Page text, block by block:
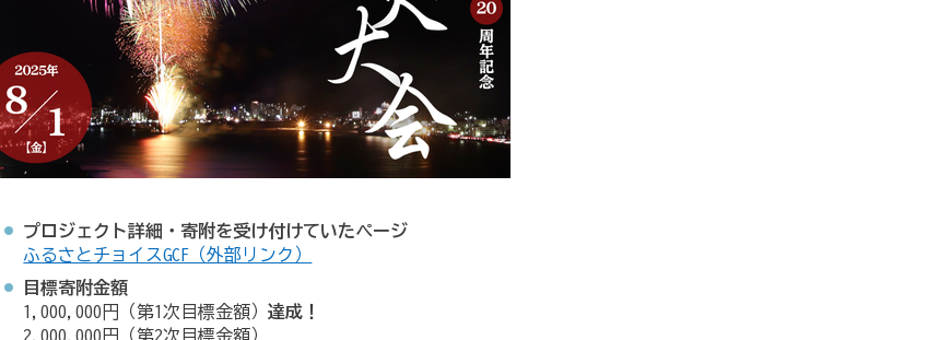
プロジェクト詳細・寄附を受け付けていたページ
ふるさとチョイスGCF（外部リンク）
目標寄附金額
1,000,000円（第1次目標金額）達成！
2,000,000円（第2次目標金額）